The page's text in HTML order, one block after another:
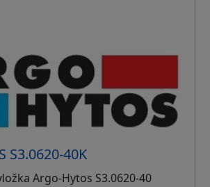
S3.0620-40K
Argo-Hytos S3.0620-40